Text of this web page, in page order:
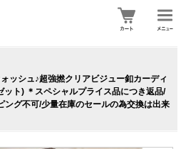
ッシュ♪超強撚クリアビジュー釦カーディ
ト) ＊スペシャルプライス品につき返品/
ング不可/少量在庫のセールの為交換は出来